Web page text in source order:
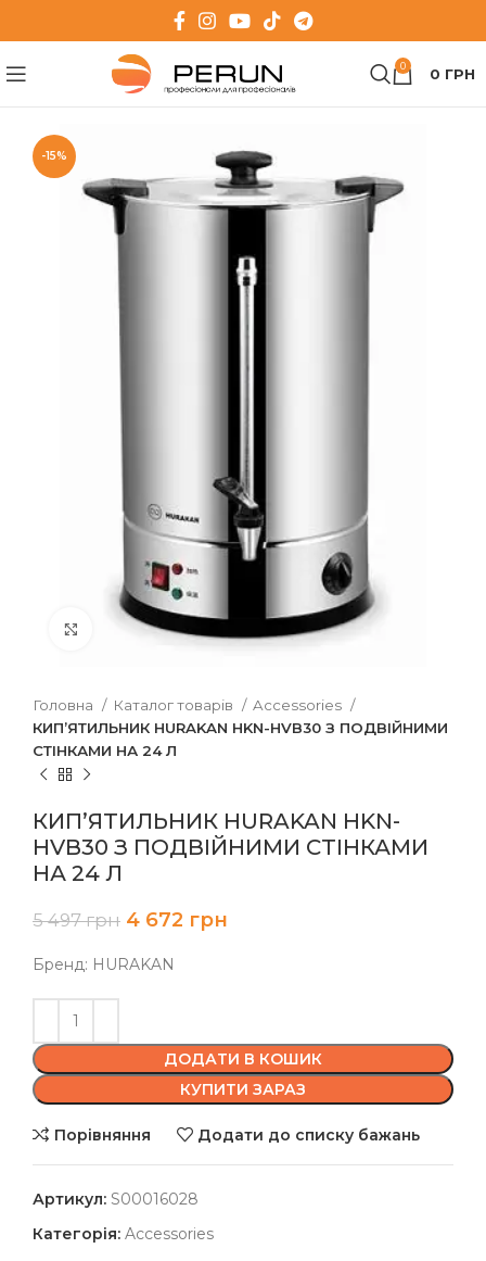
0 0 ГРН
-15%
Клацніть, щоб збільшити
Головна Каталог товарів
Accessories
КИП’ЯТИЛЬНИК HURAKAN HKN-HVB30 З ПОДВІЙНИМИ
СТІНКАМИ НА 24 Л
КИП’ЯТИЛЬНИК HURAKAN HKN-
HVB30 З ПОДВІЙНИМИ СТІНКАМИ
НА 24 Л
5 497грн 4 672 грн
Бренд: HURAKAN
ДОДАТИ В КОШИК
КУПИТИ ЗАРАЗ
Порівняння Додати до списку бажань
Артикул: S00016028
Категорія: Accessories